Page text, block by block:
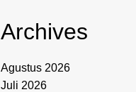
Archives
Agustus 2026
Juli 2026